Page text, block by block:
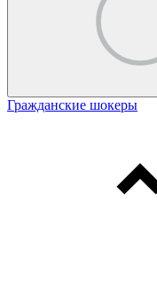
Гражданские шокеры